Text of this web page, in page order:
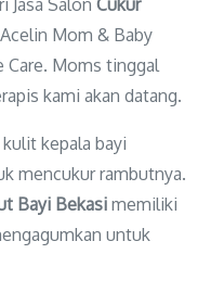
Mom & Baby
Care. Moms tinggal
kami akan datang.
kepala bayi
mencukur rambutnya.
Bayi Bekasimemiliki
untuk